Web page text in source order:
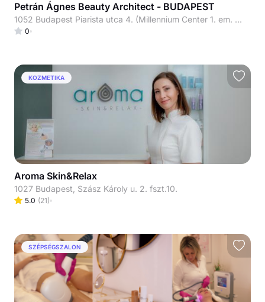
Petrán Ágnes Beauty Architect - BUDAPEST
1052 Budapest Piarista utca 4. (Millennium Center 1. em. Millennium Beauty szalon)
0
KOZMETIKA
Aroma Skin&Relax
1027 Budapest, Szász Károly u. 2. fszt.10.
5.0 (21)
SZÉPSÉGSZALON